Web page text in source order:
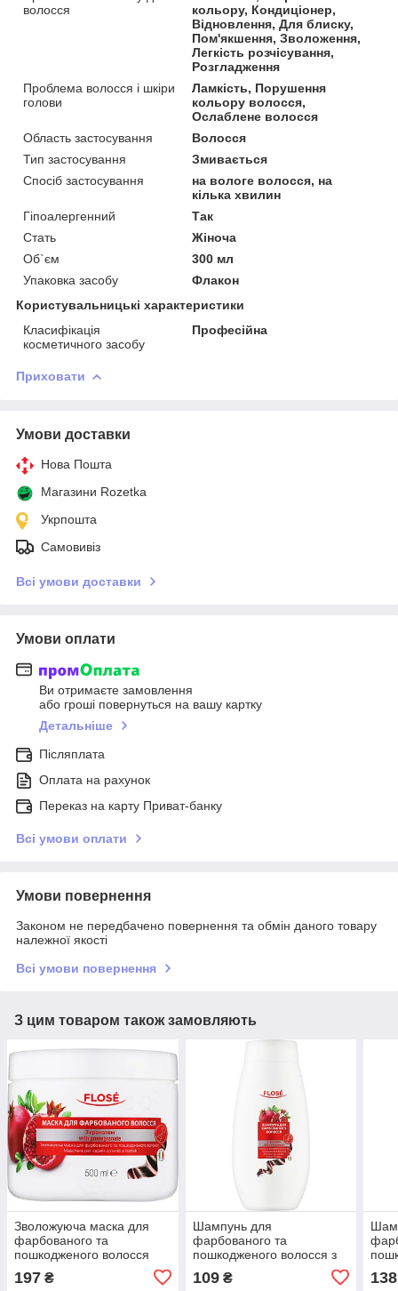
волосся
кольору, Кондиціонер,
Відновлення, Для блиску,
Пом'якшення, Зволоження,
Легкість розчісування,
Розгладження
Проблема волосся і шкіри
голови
Ламкість, Порушення
кольору волосся,
Ослаблене волосся
Область застосування
Волосся
Тип застосування
Змивається
Спосіб застосування
на вологе волосся, на
кілька хвилин
Гіпоалергенний
Так
Стать
Жіноча
Об`єм
300 мл
Упаковка засобу
Флакон
Користувальницькі характеристики
Класифікація
косметичного засобу
Професійна
Приховати
Умови доставки
Нова Пошта
Магазини Rozetka
Укрпошта
Самовивіз
Всі умови доставки
Умови оплати
Ви отримаєте замовлення
або гроші повернуться на вашу картку
Детальніше
Післяплата
Оплата на рахунок
Переказ на карту Приват-банку
Всі умови оплати
Умови повернення
Законом не передбачено повернення та обмін даного товару
належної якості
Всі умови повернення
З цим товаром також замовляють
Зволожуюча маска для
фарбованого та
пошкодженого волосся
Flose Colored Hair 500 мл
197 ₴
Шампунь для
фарбованого та
пошкодженого волосся з
Hair 250 мл
109₴
Hair
138